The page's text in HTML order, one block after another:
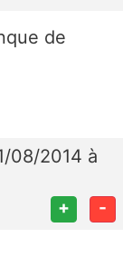
de
08/2014 à
+ -